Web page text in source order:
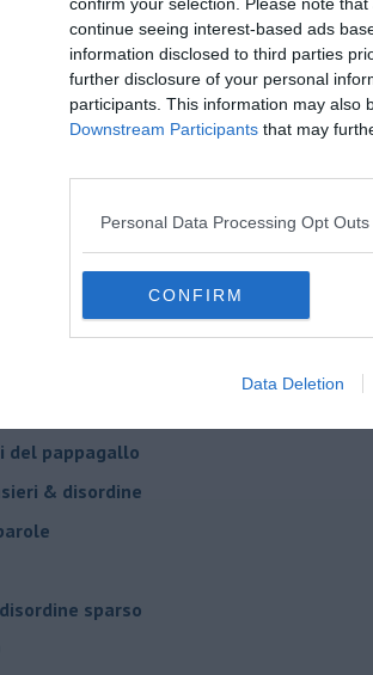
continue seeing interest-based ads
information disclosed to third parties
further disclosure of your personal
participants. This information may also
Downstream Participants that may
Personal Data Processing Opt Outs
CONFIRM
Data Deletion
della domenica” di Marco Celati
degli azzimi
del pappagallo
& disordine
sparso